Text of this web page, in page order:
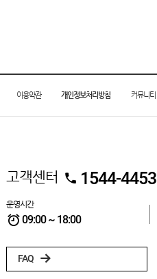
이용약관 개인정보처리방침 커뮤니티
고객센터 1544-4453
운영시간
09:00 ~ 18:00
FAQ